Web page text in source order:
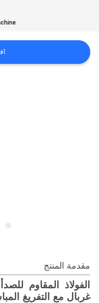
اقتباس
مقدمة المنتج
الفولاذ المقاوم
غربال مع التفريغ